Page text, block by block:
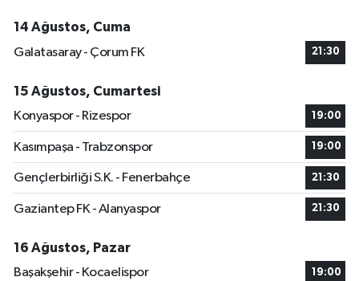
14 Ağustos, Cuma
Galatasaray - Çorum FK
21:30
15 Ağustos, Cumartesi
Konyaspor - Rizespor
19:00
Kasımpaşa - Trabzonspor 19:00
Gençlerbirliği S.K. - Fenerbahçe 21:30
Gaziantep FK - Alanyaspor 21:30
16 Ağustos, Pazar
Başakşehir - Kocaelispor
19:00